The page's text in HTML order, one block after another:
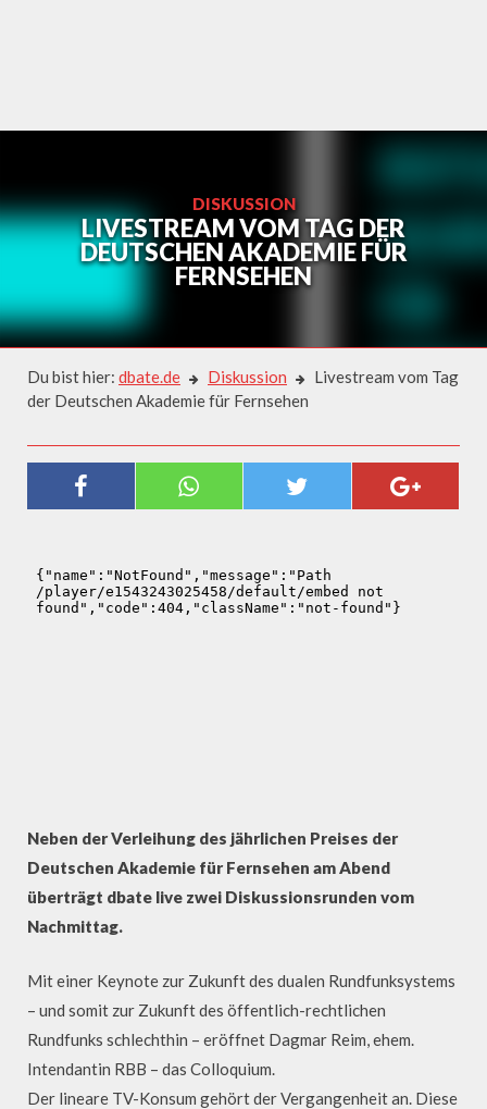
DISKUSSION
LIVESTREAM VOM TAG DER
DEUTSCHEN AKADEMIE FÜR
FERNSEHEN
Du bist hier: dbate.de Diskussion
Livestream vom Tag
der Deutschen Akademie für Fernsehen
LIVESTREAM VOM TAG DER
DEUTSCHEN AKADEMIE FÜR
Neben der Verleihung des jährlichen Preises der
Deutschen Akademie für Fernsehen am Abend
überträgt dbate live zwei Diskussionsrunden vom
Nachmittag.
Mit einer Keynote zur Zukunft des dualen Rundfunksystems
– und somit zur Zukunft des öffentlich-rechtlichen
Rundfunks schlechthin – eröffnet Dagmar Reim, ehem.
Intendantin RBB – das Colloquium.
Der lineare TV-Konsum gehört der Vergangenheit an. Diese